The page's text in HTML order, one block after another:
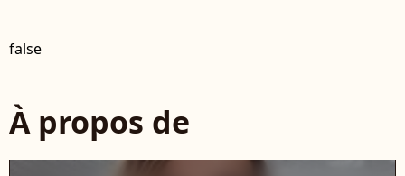
false
À propos de